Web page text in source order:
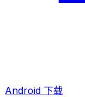
Android 下载